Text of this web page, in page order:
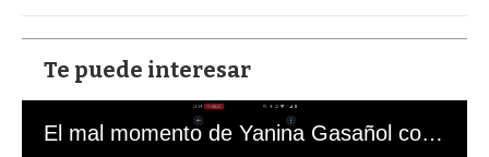
Te puede interesar
El mal momento de Yanina Gasañol con un hincha argentino en "Subrayado"